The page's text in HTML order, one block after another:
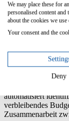
Ab November
für Online-
Listenpreis. Für
Ihre SaaS-
schlimmer: Sie
In diesem On-
automatisiert
verbleibendes
Zusammenarbeit
We may place these for
personalised content
about the cookies we use
Your consent and the
Deny